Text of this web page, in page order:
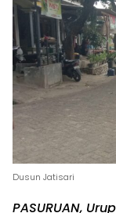
Dusun Jatisari
PASURUAN,